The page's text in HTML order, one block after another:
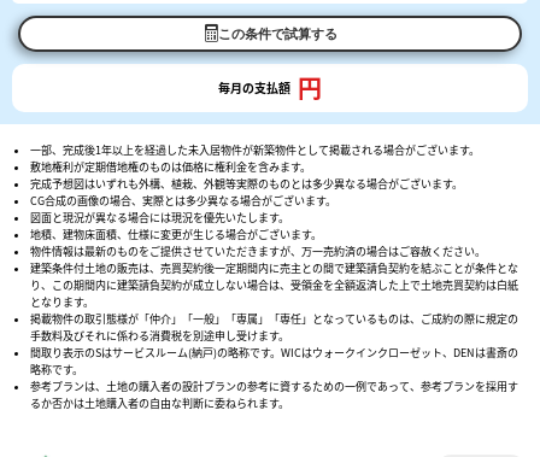
この条件で試算する
毎月の支払額 円
一部、完成後1年以上を経過した未入居物件が新築物件として掲載される場合がございます。
敷地権利が定期借地権のものは価格に権利金を含みます。
完成予想図はいずれも外構、植栽、外観等実際のものとは多少異なる場合がございます。
CG合成の画像の場合、実際とは多少異なる場合がございます。
図面と現況が異なる場合には現況を優先いたします。
地積、建物床面積、仕様に変更が生じる場合がございます。
物件情報は最新のものをご提供させていただきますが、万一売約済の場合はご容赦ください。
建築条件付土地の販売は、売買契約後一定期間内に売主との間で建築請負契約を結ぶことが条件とな
り、この期間内に建築請負契約が成立しない場合は、受領金を全額返済した上で土地売買契約は白紙
となります。
掲載物件の取引態様が「仲介」「一般」「専属」「専任」となっているものは、ご成約の際に規定の
手数料及びそれに係わる消費税を別途申し受けます。
間取り表示のSはサービスルーム(納戸)の略称です。WICはウォークインクローゼット、DENは書斎の
略称です。
参考プランは、土地の購入者の設計プランの参考に資するための一例であって、参考プランを採用す
るか否かは土地購入者の自由な判断に委ねられます。